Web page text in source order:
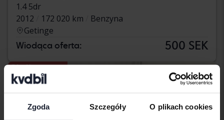
Zgoda Szczegóły O plikach cookies
1.4 5dr
2012
172 020 km
Benzyna
Getinge
Wiodąca oferta: 500 SEK
Obniżona cena